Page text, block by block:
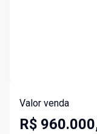
Valor venda
R$